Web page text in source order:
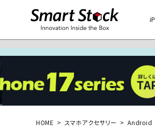
HOME スマホアクセサリー Android